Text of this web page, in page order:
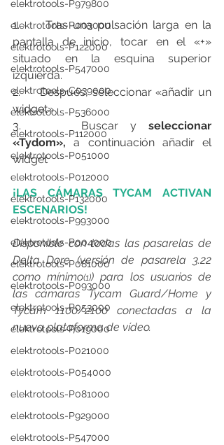
elektrotools-P979800
elektrotools-P003000
elektrotools-P122000
elektrotools-P547000
elektrotools-C039000
elektrotools-P536000
elektrotools-P112000
elektrotools-P051000
elektrotools-P012000
elektrotools-P132000
elektrotools-P993000
elektrotools-P004000
elektrotools-P081000
elektrotools-P093000
elektrotools-P053000
elektrotools-P019000
elektrotools-P021000
elektrotools-P054000
elektrotools-P081000
elektrotools-P929000
elektrotools-P547000
1.     Tras una pulsación larga en la
pantalla de inicio, tocar en el «+»
situado en la esquina superior
izquierda.
2.     Después, seleccionar «añadir un
widget»
3.     Buscar y seleccionar
«Tydom», a continuación añadir el
widget
¡LAS CÁMARAS TYCAM ACTIVAN
ESCENARIOS!
Disponible con todas las pasarelas de
Delta Dore (versión de pasarela 3.22
como mínimo(1)) para los usuarios de
las cámaras Tycam Guard/Home y
Tycam 1100/2100 conectadas a la
nueva plataforma de vídeo.